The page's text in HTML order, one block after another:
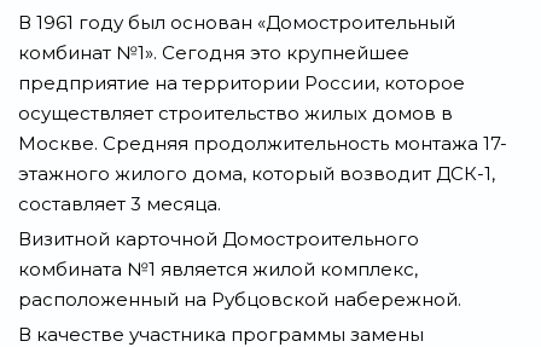
В 1961 году был основан «Домостроительный
комбинат №1». Сегодня это крупнейшее
предприятие на территории России, которое
осуществляет строительство жилых домов в
Москве. Средняя продолжительность монтажа 17-
этажного жилого дома, который возводит ДСК-1,
составляет 3 месяца.
Визитной карточной Домостроительного
комбината №1 является жилой комплекс,
расположенный на Рубцовской набережной.
В качестве участника программы замены